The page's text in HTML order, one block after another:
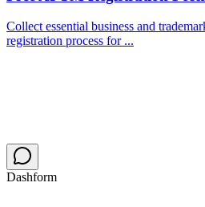
Collect essential business and
registration process for ...
Dashform